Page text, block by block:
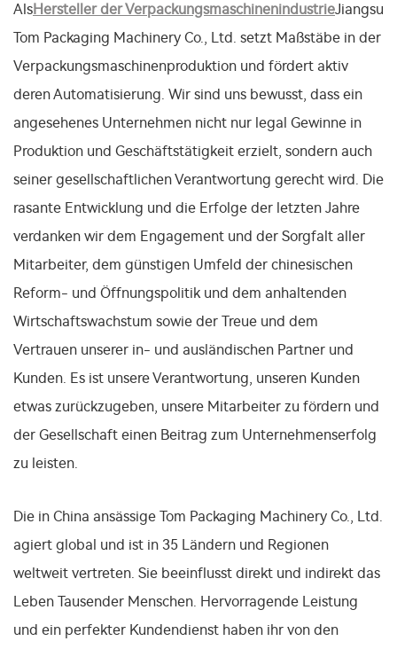
AlsHersteller der VerpackungsmaschinenindustrieJiangsu
Tom Packaging Machinery Co., Ltd. setzt Maßstäbe in der
Verpackungsmaschinenproduktion und fördert aktiv
deren Automatisierung. Wir sind uns bewusst, dass ein
angesehenes Unternehmen nicht nur legal Gewinne in
Produktion und Geschäftstätigkeit erzielt, sondern auch
seiner gesellschaftlichen Verantwortung gerecht wird. Die
rasante Entwicklung und die Erfolge der letzten Jahre
verdanken wir dem Engagement und der Sorgfalt aller
Mitarbeiter, dem günstigen Umfeld der chinesischen
Reform- und Öffnungspolitik und dem anhaltenden
Wirtschaftswachstum sowie der Treue und dem
Vertrauen unserer in- und ausländischen Partner und
Kunden. Es ist unsere Verantwortung, unseren Kunden
etwas zurückzugeben, unsere Mitarbeiter zu fördern und
der Gesellschaft einen Beitrag zum Unternehmenserfolg
zu leisten.
Die in China ansässige Tom Packaging Machinery Co., Ltd.
agiert global und ist in 35 Ländern und Regionen
weltweit vertreten. Sie beeinflusst direkt und indirekt das
Leben Tausender Menschen. Hervorragende Leistung
und ein perfekter Kundendienst haben ihr von den